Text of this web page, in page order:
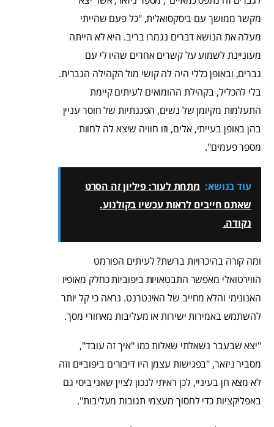
מקשר ממושך עם ביסקסואלית, "כל פעם שהייתי
מעלה את הנושא דברים נגמרו בריב. היא לא הייתה
מעוניינת לשמוע על קשרים אחרים שהיו לי עם
גברים, ובאופן כללי היה לה קושי מול הקהילה הגברית.
בלי להכליל, בקהילת ההומואים לעיתים קיימת
התעלמות מקיומן של נשים, הפגנתיות של חוסר עניין
בהן באופן בעייתי, אלים, וזו חוויה שיצא לה לחוות
מספר פעמים".
עוד בנושא: מתחת לעור: פיליון זה הסרט
שאתם חייבים לראות עכשיו בקולנוע.
נקודה.
ומה קורה בהיכרויות ברשת? לעיתים הפורמט
הווירטואלי מאפשר התבטאויות ביפוביות כחלק מאופיו
האנונימי והלא מחייב של האינטרנט. נראה כי קל יותר
להשתמש באמירות ישירות או מעליבות מאחורי מסך.
"יצא שבעבר נשאלתי שאלות כמו "איך זה עובד",
מסביר ניזאר, "בפגישות עצמן היו דיבורים ביפוביים וזה
לא מצא חן בעיניי, לכן ראיתי לנכון לציין שאני ביסי גם
באפליקציות כדי לחסוך מעצמי תגובות מעליבות".